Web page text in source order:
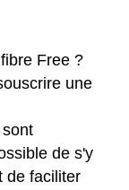
Free ?
une
de s'y
de faciliter